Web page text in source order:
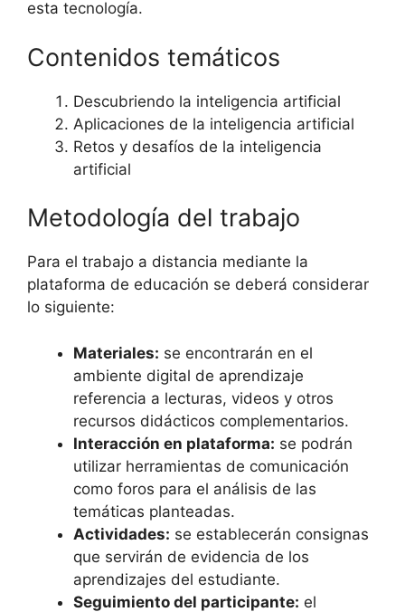
esta tecnología.
Contenidos temáticos
Descubriendo la inteligencia artificial
Aplicaciones de la inteligencia artificial
Retos y desafíos de la inteligencia
artificial
Metodología del trabajo
Para el trabajo a distancia mediante la
plataforma de educación se deberá considerar
lo siguiente:
Materiales: se encontrarán en el
ambiente digital de aprendizaje
referencia a lecturas, videos y otros
recursos didácticos complementarios.
Interacción en plataforma: se podrán
utilizar herramientas de comunicación
como foros para el análisis de las
temáticas planteadas.
Actividades: se establecerán consignas
que servirán de evidencia de los
aprendizajes del estudiante.
Seguimiento del participante: el